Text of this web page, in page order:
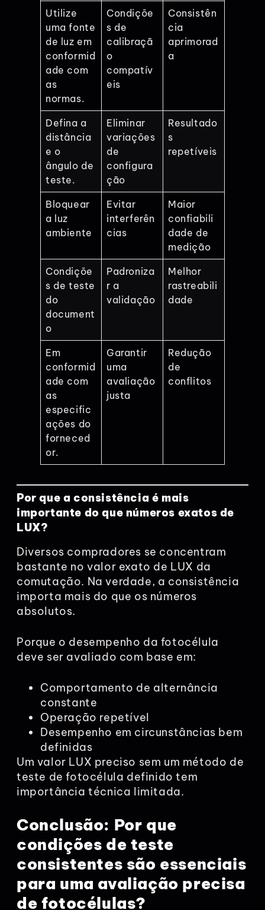
Utilize
uma fonte
de luz em
conformid
ade com
as
normas.
Condiçõe
s de
calibraçã
o
compatív
eis
Consistên
cia
aprimorad
a
Defina a
distância
e o
ângulo de
teste.
Eliminar
variações
de
configura
ção
Resultado
s
repetíveis
Bloquear
a luz
ambiente
Evitar
interferên
cias
Maior
confiabili
dade de
medição
Condiçõe
s de teste
do
document
o
Padroniza
r a
validação
Melhor
rastreabili
dade
Em
conformid
ade com
as
especific
ações do
forneced
or.
Garantir
uma
avaliação
justa
Redução
de
conflitos
Por que a consistência é mais
importante do que números exatos de
LUX?
Diversos compradores se concentram
bastante no valor exato de LUX da
comutação. Na verdade, a consistência
importa mais do que os números
absolutos.
Porque o desempenho da fotocélula
deve ser avaliado com base em:
Comportamento de alternância
constante
Operação repetível
Desempenho em circunstâncias bem
definidas
Um valor LUX preciso sem um método de
teste de fotocélula definido tem
importância técnica limitada.
Conclusão: Por que
condições de teste
consistentes são essenciais
para uma avaliação precisa
de fotocélulas?